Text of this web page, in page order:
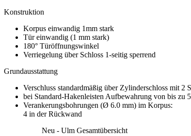
Konstruktion
Korpus einwandig 1mm stark
Tür einwandig (1 mm stark)
180° Türöffnungswinkel
Verriegelung über Schloss 1-seitig sperrend
Grundausstattung
Verschluss standardmäßig über Zylinderschloss mit 2
bei Standard-Hakenleisten Aufbewahrung von bis zu
Verankerungsbohrungen (Ø 6.0 mm) im Korpus:
4 in der Rückwand
Neu - Ulm Gesamtübersicht